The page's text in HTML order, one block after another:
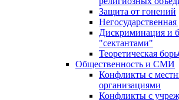
Защита от гонений
Дискриминация и
"сектантами"
Теоретическая
Общественность и СМИ
Конфликты с
организациями
Конфликты с